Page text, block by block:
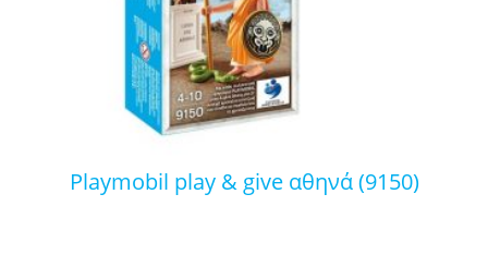
playmobil play & give αθηνά (9150)